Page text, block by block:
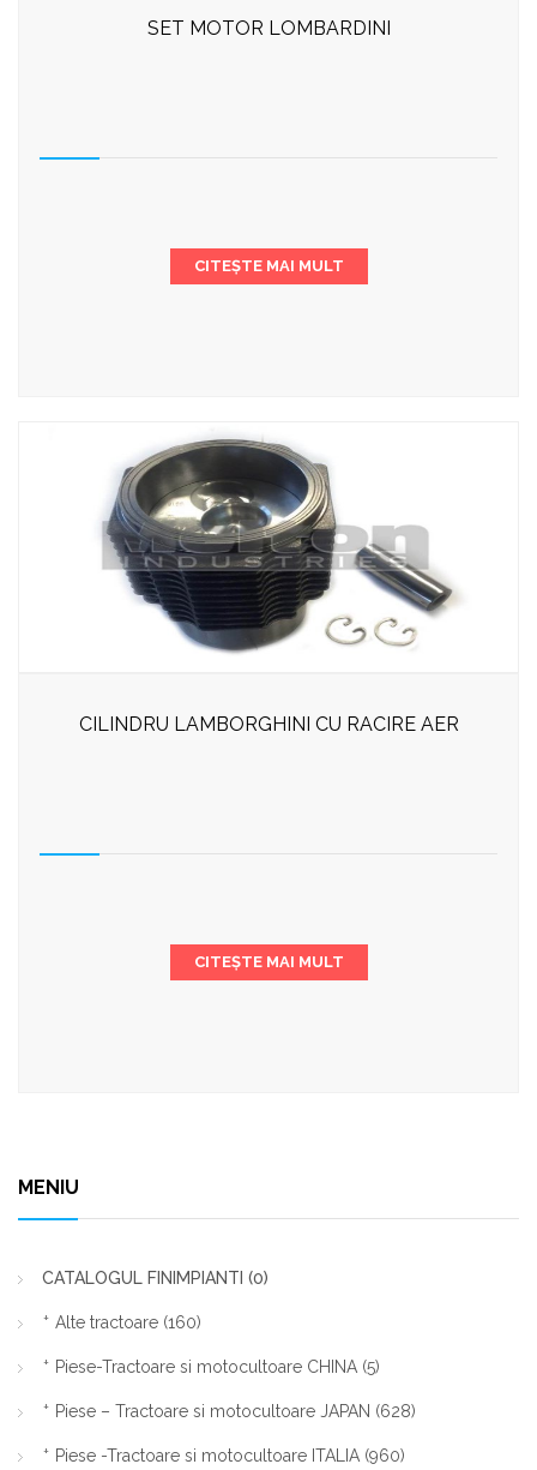
SET MOTOR LOMBARDINI
CITEȘTE MAI MULT
CILINDRU LAMBORGHINI CU RACIRE AER
CITEȘTE MAI MULT
MENIU
CATALOGUL FINIMPIANTI (0)
Alte tractoare (160)
Piese-Tractoare si motocultoare CHINA (5)
Piese – Tractoare si motocultoare JAPAN (628)
Piese -Tractoare si motocultoare ITALIA (960)